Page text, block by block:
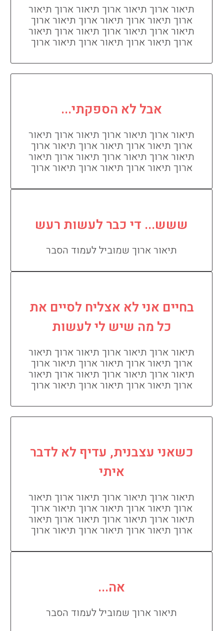
תיאור ארוך תיאור ארוך תיאור ארוך תיאור
ארוך תיאור ארוך תיאור ארוך תיאור ארוך
תיאור ארוך תיאור ארוך תיאור ארוך תיאור
ארוך תיאור ארוך תיאור ארוך תיאור ארוך
אבל לא הספקתי...
תיאור ארוך תיאור ארוך תיאור ארוך תיאור
ארוך תיאור ארוך תיאור ארוך תיאור ארוך
תיאור ארוך תיאור ארוך תיאור ארוך תיאור
ארוך תיאור ארוך תיאור ארוך תיאור ארוך
ששש... די כבר לעשות רעש
תיאור ארוך שמוביל לעמוד הסבר
בחיים אני לא אצליח לסיים את
כל מה שיש לי לעשות
תיאור ארוך תיאור ארוך תיאור ארוך תיאור
ארוך תיאור ארוך תיאור ארוך תיאור ארוך
תיאור ארוך תיאור ארוך תיאור ארוך תיאור
ארוך תיאור ארוך תיאור ארוך תיאור ארוך
כשאני עצבנית, עדיף לא לדבר
איתי
תיאור ארוך תיאור ארוך תיאור ארוך תיאור
ארוך תיאור ארוך תיאור ארוך תיאור ארוך
תיאור ארוך תיאור ארוך תיאור ארוך תיאור
ארוך תיאור ארוך תיאור ארוך תיאור ארוך
אה...
תיאור ארוך שמוביל לעמוד הסבר